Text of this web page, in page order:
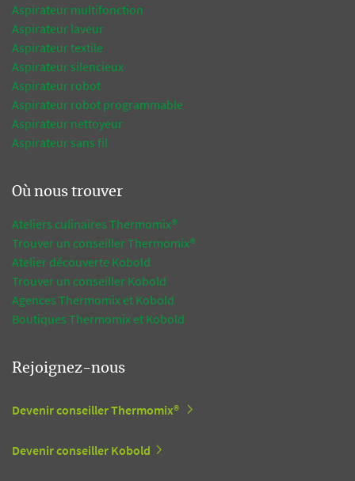
Aspirateur multifonction
Aspirateur laveur
Aspirateur textile
Aspirateur silencieux
Aspirateur robot
Aspirateur robot programmable
Aspirateur nettoyeur
Aspirateur sans fil
Où nous trouver
Ateliers culinaires Thermomix®
Trouver un conseiller Thermomix®
Atelier découverte Kobold
Trouver un conseiller Kobold
Agences Thermomix et Kobold
Boutiques Thermomix et Kobold
Rejoignez-nous
Devenir conseiller Thermomix®
Devenir conseiller Kobold